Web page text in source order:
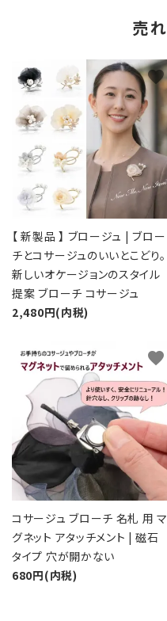
売
【 新製品 】 ブロージュ | ブロー
チとコサージュのいいとこどり。
新しいオケージョンのスタイル
提案 ブローチ コサージュ
2,480円(内税)
favorite
コサージュ ブローチ 名札 用 マ
グネット アタッチメント | 磁石
タイプ 穴が開かない
680円(内税)
favorite